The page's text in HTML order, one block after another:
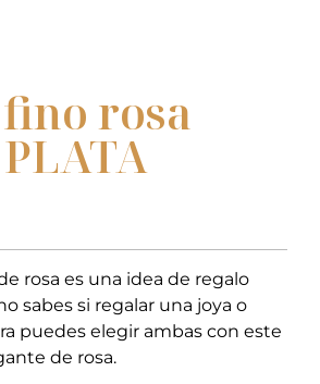
rosa
rosa es una idea de regalo
sabes si regalar una joya o
puedes elegir ambas con este
de rosa.